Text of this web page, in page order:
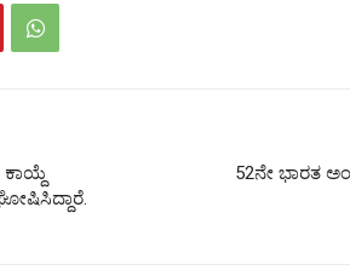
ಕಾಯ್ದೆ
52ನೇ ಭಾರತ